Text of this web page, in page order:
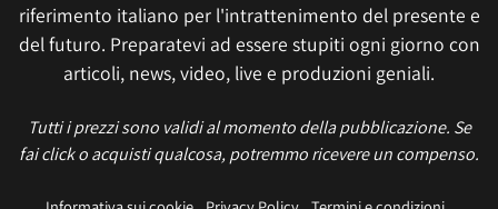
riferimento italiano per l'intrattenimento del presente e
del futuro. Preparatevi ad essere stupiti ogni giorno con
articoli, news, video, live e produzioni geniali.
Tutti i prezzi sono validi al momento della pubblicazione. Se
fai click o acquisti qualcosa, potremmo ricevere un compenso.